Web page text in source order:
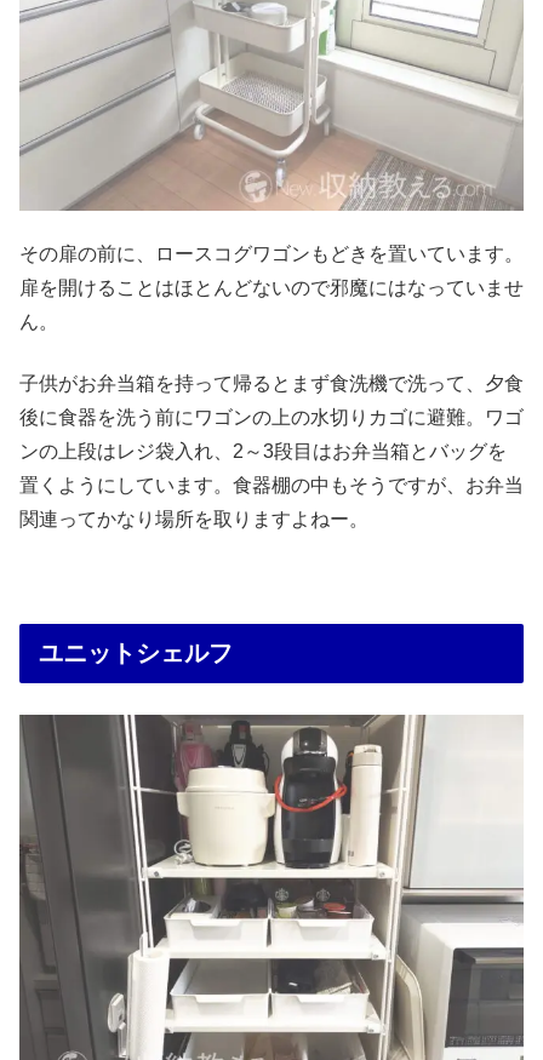
その扉の前に、ロースコグワゴンもどきを置いています。
扉を開けることはほとんどないので邪魔にはなっていませ
ん。
子供がお弁当箱を持って帰るとまず食洗機で洗って、夕食
後に食器を洗う前にワゴンの上の水切りカゴに避難。ワゴ
ンの上段はレジ袋入れ、2～3段目はお弁当箱とバッグを
置くようにしています。食器棚の中もそうですが、お弁当
関連ってかなり場所を取りますよねー。
ユニットシェルフ